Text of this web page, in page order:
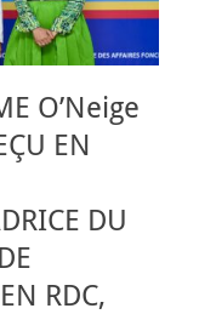
O’Neige
EN
DU
RDC,